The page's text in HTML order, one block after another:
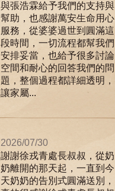
與張浩霖給予我們的支持與
幫助，也感謝萬安生命用心
服務，從婆婆過世到圓滿這
段時間，一切流程都幫我們
安排妥當，也給予很多討論
空間和耐心的回答我們的問
題，整個過程都詳細透明，
讓家屬...
2026/07/30
謝謝徐戎青處長叔叔，從奶
奶離開的那天起，一直到今
天奶奶的告別式圓滿送別，